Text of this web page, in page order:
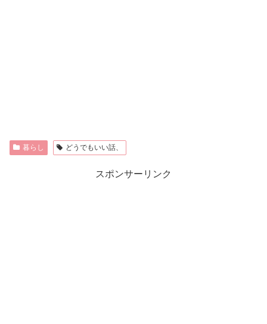
暮らし どうでもいい話、
スポンサーリンク